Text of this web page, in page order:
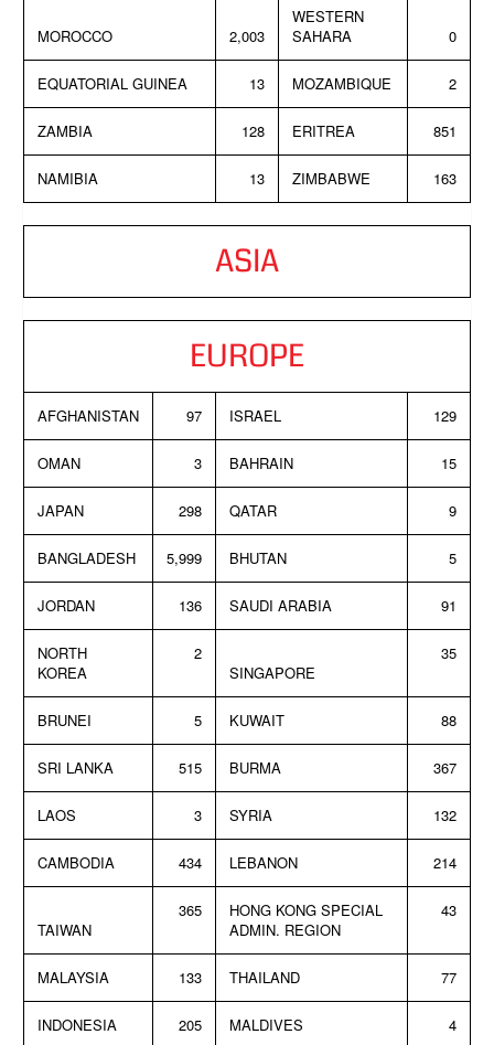
MOROCCO 2,003
WESTERN
SAHARA
0
EQUATORIAL GUINEA 13 MOZAMBIQUE 2
ZAMBIA 128 ERITREA 851
NAMIBIA 13 ZIMBABWE 163
ASIA
EUROPE
AFGHANISTAN 97 ISRAEL 129
OMAN 3 BAHRAIN 15
JAPAN 298 QATAR 9
BANGLADESH 5,999 BHUTAN 5
JORDAN 136 SAUDI ARABIA 91
NORTH
KOREA
2
SINGAPORE
35
BRUNEI 5 KUWAIT 88
SRI LANKA 515 BURMA 367
LAOS 3 SYRIA 132
CAMBODIA 434 LEBANON 214
TAIWAN
365
HONG KONG SPECIAL
ADMIN. REGION
43
MALAYSIA 133 THAILAND 77
INDONESIA 205 MALDIVES 4